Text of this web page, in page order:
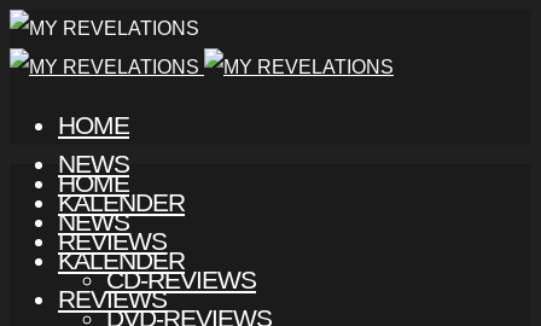
HOME
NEWS
KALENDER
REVIEWS
CD-REVIEWS
DVD-REVIEWS
HOME
NEWS
KALENDER
REVIEWS